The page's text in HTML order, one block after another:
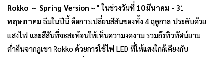
Rokko ～ Spring Version～"ในช่วงวันที่ 10 มีนาคม - 31
พฤษภาคม ธีมในปีนี้ คือการเปลี่ยนสีสันของทั้ง 4 ฤดูกาล ประดับด้วย
แสงไฟ และสีสันที่จะสะท้อนให้เห็นความงดงาม รวมถึงทิวทัศน์ยาม
ค่ำคืนจากภูเขา Rokko ด้วยการใช้ไฟ LED ที่ให้แสงใกล้เคียงกับ